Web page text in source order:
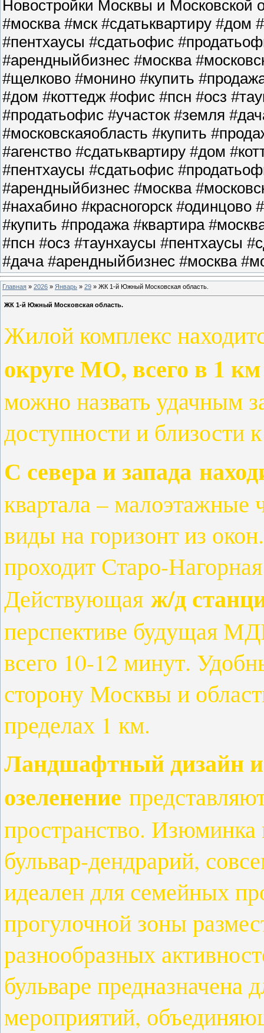
Новостройки Москвы и Московской
#москва #мск #сдатьквартиру #дом
#пентхаусы #сдатьофис
#арендныйбизнес #москва
#щелково #монино #купить
#дом #коттедж #офис #псн #осз
#продатьофис #участок #земля
#московскаяобласть #купить
#агенство #сдатьквартиру #дом
#пентхаусы #сдатьофис
#арендныйбизнес #москва
#нахабино #красногорск
#купить #продажа #квартира
#псн #осз #таунхаусы #пентхаусы
#дача #арендныйбизнес #москва
Главная » 2026 » Январь » 29 » ЖК 1-й Южный Московская область.
ЖК 1-й Южный Московская область.
Жилой комплекс
округе МО, всего в 1
можно назвать удачным
доступности и близости
С севера и запада
квартала –
виды на горизонт из
проходит Старо-
Действующая ж/д
перспективе будущая
всего 10-12 минут.
сторону Москвы и
пределах 1 км.
Ландшафтный дизайн и
озеленение
пространство.
бульвар-дендрарий,
идеален для семейных
прогулочной зоны
разнообразных
бульваре предназначена
мероприятий,